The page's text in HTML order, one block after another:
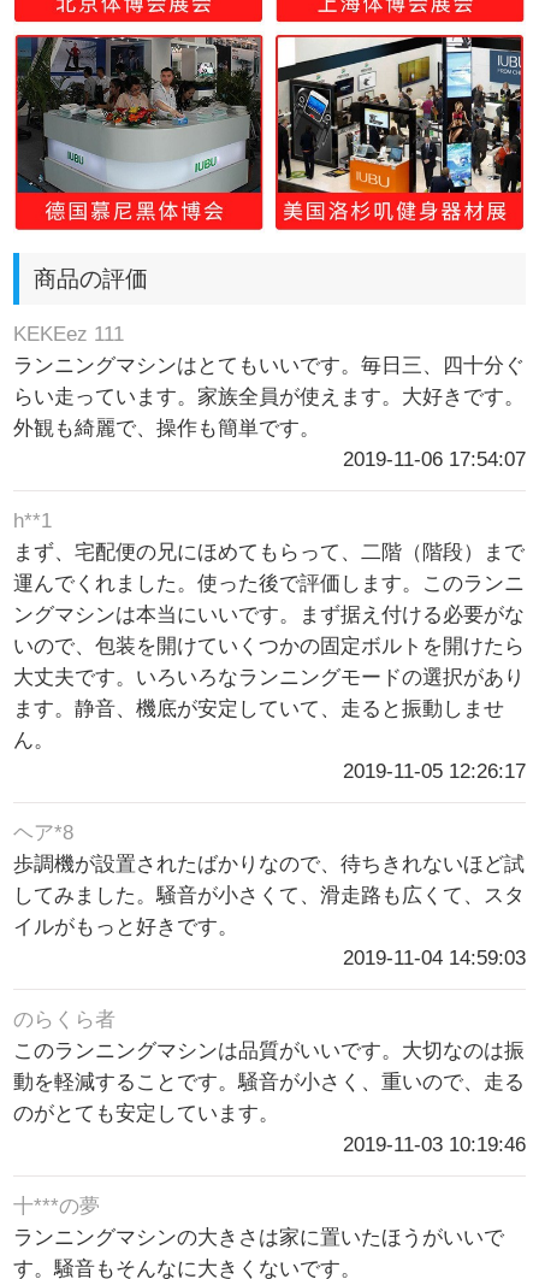
商品の評価
KEKEez 111
ランニングマシンはとてもいいです。毎日三、四十分ぐ
らい走っています。家族全員が使えます。大好きです。
外観も綺麗で、操作も簡単です。
2019-11-06 17:54:07
h**1
まず、宅配便の兄にほめてもらって、二階（階段）まで
運んでくれました。使った後で評価します。このランニ
ングマシンは本当にいいです。まず据え付ける必要がな
いので、包装を開けていくつかの固定ボルトを開けたら
大丈夫です。いろいろなランニングモードの選択があり
ます。静音、機底が安定していて、走ると振動しませ
ん。
2019-11-05 12:26:17
ヘア*8
歩調機が設置されたばかりなので、待ちきれないほど試
してみました。騒音が小さくて、滑走路も広くて、スタ
イルがもっと好きです。
2019-11-04 14:59:03
のらくら者
このランニングマシンは品質がいいです。大切なのは振
動を軽減することです。騒音が小さく、重いので、走る
のがとても安定しています。
2019-11-03 10:19:46
十***の夢
ランニングマシンの大きさは家に置いたほうがいいで
す。騒音もそんなに大きくないです。